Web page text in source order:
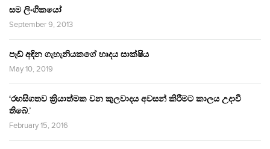
සම ලිංගිකයෝ
September 9, 2013
පෑඩ් අඳින ගැහැනියකගේ හෘදය සාක්ෂිය
May 10, 2019
‘රහසිගතව ක්‍රියාත්මක වන කුලවාදය අවසන් කිරීමට කාලය උදාවී
තිබේ.’
February 15, 2016